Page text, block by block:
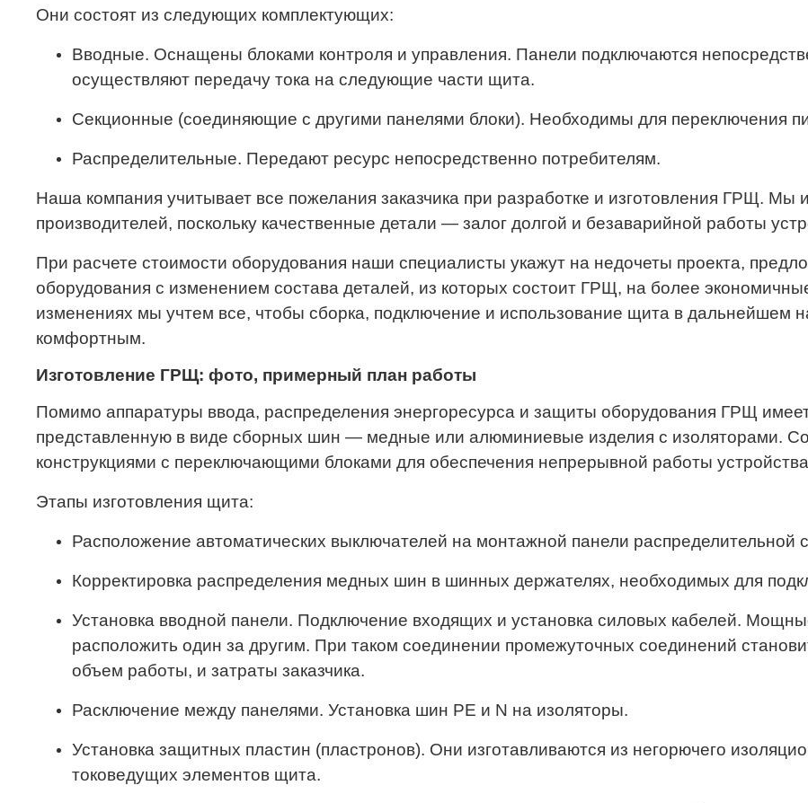
Они состоят из следующих комплектующих:
Вводные. Оснащены блоками контроля и управления. Панели подключаются
осуществляют передачу тока на следующие части щита.
Секционные (соединяющие с другими панелями блоки). Необходимы для переключения
Распределительные. Передают ресурс непосредственно потребителям.
Наша компания учитывает все пожелания заказчика при разработке и изготовления ГРЩ.
производителей, поскольку качественные детали — залог долгой и безаварийной работы
При расчете стоимости оборудования наши специалисты укажут на недочеты проекта,
оборудования с изменением состава деталей, из которых состоит ГРЩ, на более
изменениях мы учтем все, чтобы сборка, подключение и использование щита в дальнейшем
комфортным.
Изготовление ГРЩ: фото, примерный план работы
Помимо аппаратуры ввода, распределения энергоресурса и защиты оборудования ГРЩ
представленную в виде сборных шин — медные или алюминиевые изделия с изоляторами.
конструкциями с переключающими блоками для обеспечения непрерывной работы
Этапы изготовления щита:
Расположение автоматических выключателей на монтажной панели распределительной
Корректировка распределения медных шин в шинных держателях, необходимых для
Установка вводной панели. Подключение входящих и установка силовых кабелей.
расположить один за другим. При таком соединении промежуточных соединений
объем работы, и затраты заказчика.
Расключение между панелями. Установка шин PE и N на изоляторы.
Установка защитных пластин (пластронов). Они изготавливаются из негорючего
токоведущих элементов щита.